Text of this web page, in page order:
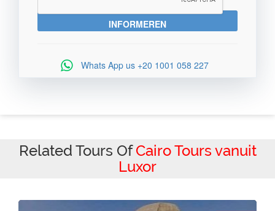
Whats App us +20 1001 058 227
Related Tours OfCairo Tours vanuit
Luxor